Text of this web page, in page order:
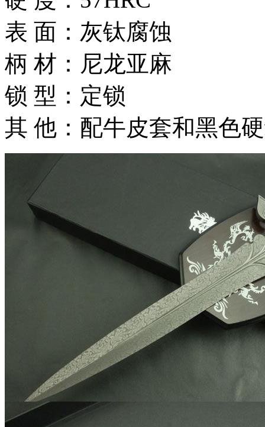
表 面：灰钛腐蚀
柄 材：尼龙亚麻
锁 型：定锁
其 他：配牛皮套和黑色